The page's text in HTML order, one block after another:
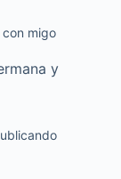
migo
y